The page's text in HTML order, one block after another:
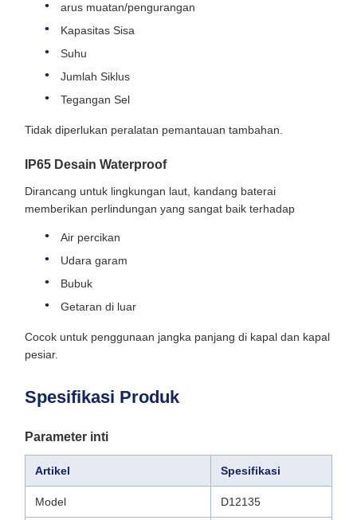
arus muatan/pengurangan
Kapasitas Sisa
Suhu
Jumlah Siklus
Tegangan Sel
Tidak diperlukan peralatan pemantauan tambahan.
IP65 Desain Waterproof
Dirancang untuk lingkungan laut, kandang baterai
memberikan perlindungan yang sangat baik terhadap
Air percikan
Udara garam
Bubuk
Getaran di luar
Cocok untuk penggunaan jangka panjang di kapal dan kapal
pesiar.
Spesifikasi Produk
Parameter inti
Artikel Spesifikasi
Model D12135